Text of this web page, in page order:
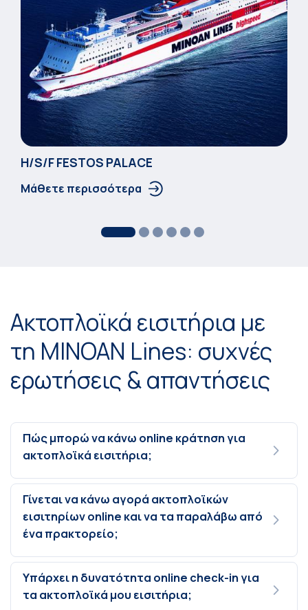
Η/S/F FESTOS PALACΕ
Μάθετε περισσότερα
Ακτοπλοϊκά εισιτήρια με
τη MINOAN Lines: συχνές
ερωτήσεις & απαντήσεις
Πώς μπορώ να κάνω online κράτηση για
ακτοπλοϊκά εισιτήρια;
Γίνεται να κάνω αγορά ακτοπλοϊκών
εισιτηρίων online και να τα παραλάβω από
ένα πρακτορείο;
Υπάρχει η δυνατότητα online check-in για
τα ακτοπλοϊκά μου εισιτήρια;